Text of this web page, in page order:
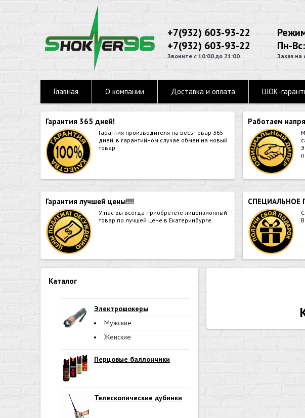
+7(932) 603-93-22
+7(932) 603-93-22
Звоните с 10:00 до 21:00
Пн-
Заказ на
Главная О компании Доставка и оплата ШОК-
Гарантия 365 дней!
Гарантия производителя на весь товар 365
дней, в гарантийном случае обмен на новый
товар
Работаем
Гарантия лучшей цены!!!!
У нас вы всегда приобретете лицензионный
товар по лучшей цене в Екатеринбурге.
СПЕЦИАЛЬНОЕ
Каталог
Электрошокеры
Мужские
Женские
Перцовые баллончики
Телескопические дубинки